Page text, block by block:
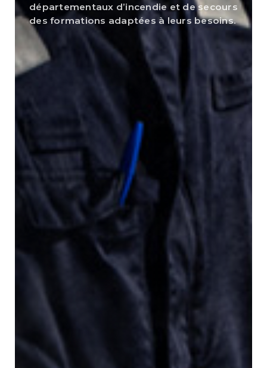
départementaux d’incendie et de secours
des formations adaptées à leurs besoins.